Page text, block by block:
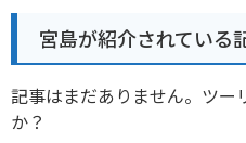
宮島が紹介されている
記事はまだありません。ツー
か？